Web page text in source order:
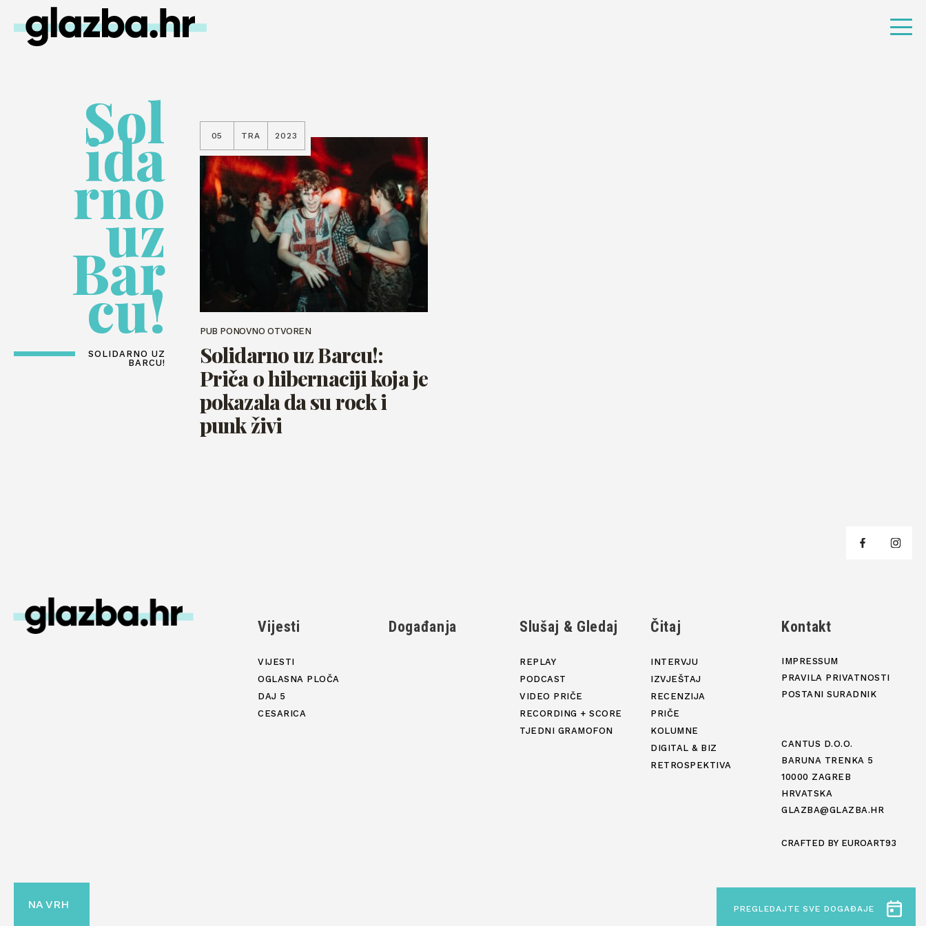
PREGLEDAJTE SVE DOGAĐAJE
Sol
ida
rno
uz
Bar
cu!
SOLIDARNO UZ
BARCU!
05 TRA 2023
PUB PONOVNO OTVOREN
Solidarno uz Barcu!:
Priča o hibernaciji koja je
pokazala da su rock i
punk živi
Vijesti
VIJESTI
OGLASNA PLOČA
DAJ 5
CESARICA
Događanja Slušaj & Gledaj
REPLAY
PODCAST
VIDEO PRIČE
RECORDING + SCORE
TJEDNI GRAMOFON
Čitaj
INTERVJU
IZVJEŠTAJ
RECENZIJA
PRIČE
KOLUMNE
DIGITAL & BIZ
RETROSPEKTIVA
Kontakt
IMPRESSUM
PRAVILA PRIVATNOSTI
POSTANI SURADNIK
CANTUS D.O.O.
BARUNA TRENKA 5
10000 ZAGREB
HRVATSKA
GLAZBA@GLAZBA.HR
CRAFTED BY EUROART93
NA VRH